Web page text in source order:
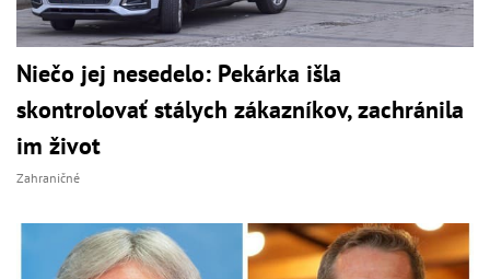
Niečo jej nesedelo: Pekárka išla
skontrolovať stálych zákazníkov, zachránila
im život
Zahraničné